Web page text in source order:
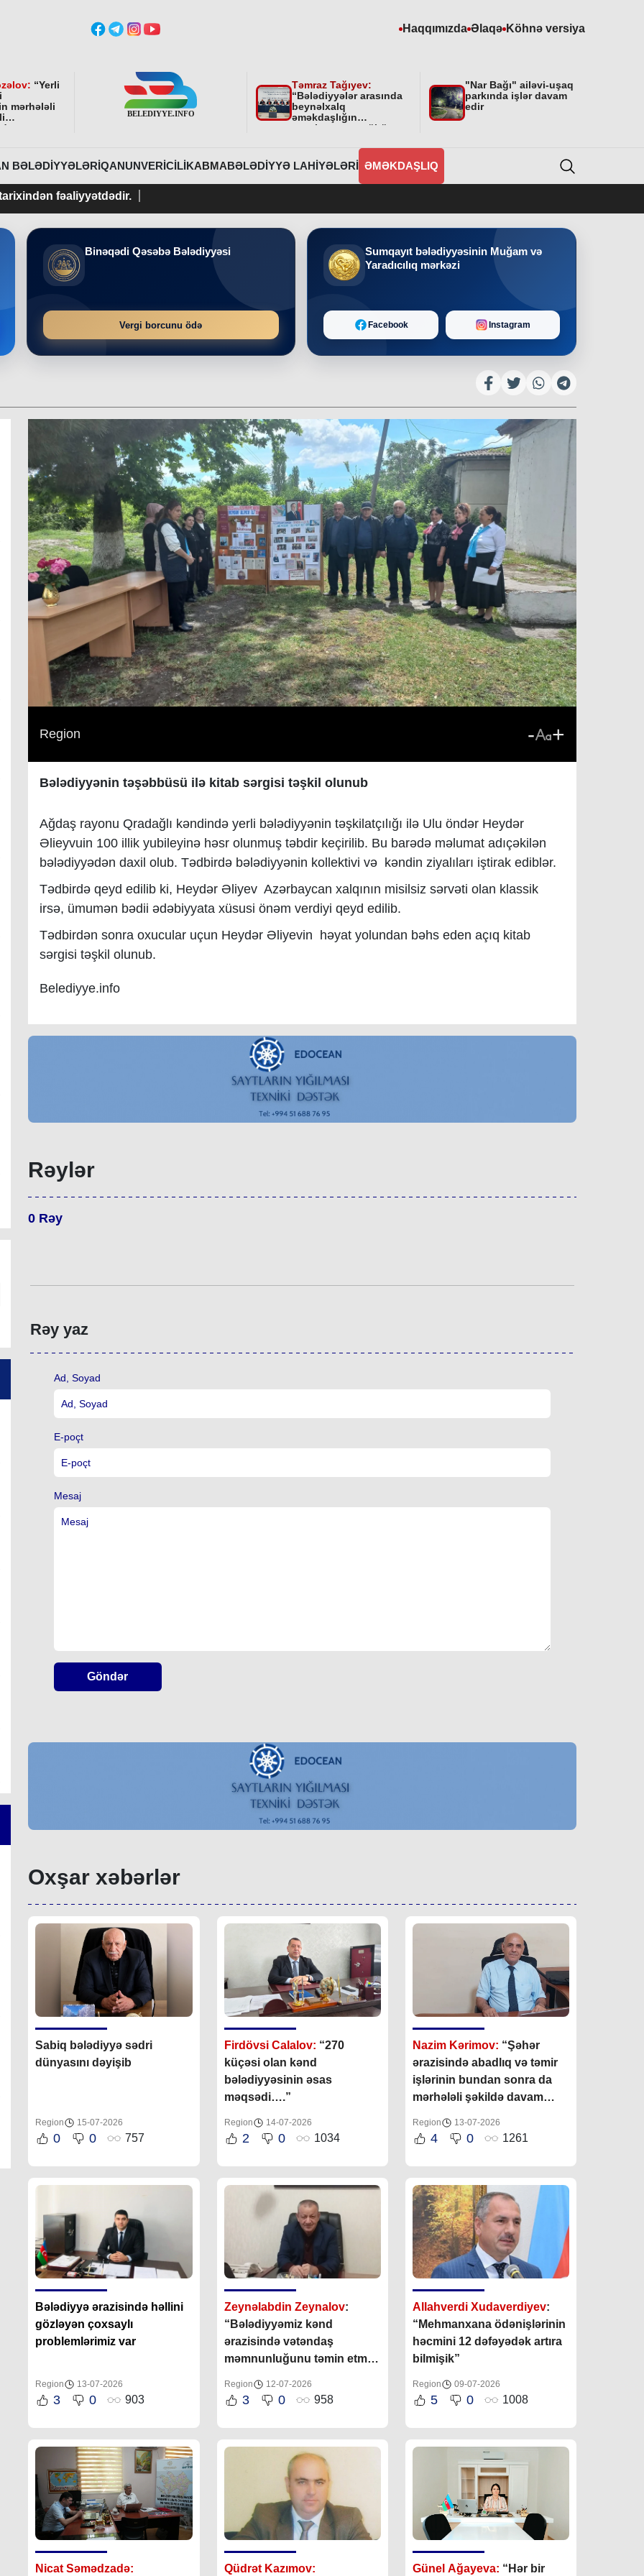
Haqqımızda Əlaqə Köhnə versiya
“Yerli
mərhələli
”
Təmraz Tağıyev:
“Bələdiyyələr arasında
beynəlxalq
əməkdaşlığın
qurulmasının mühüm
"Nar Bağı" ailəvi-uşaq
parkında işlər davam
edir
BƏLƏDIYYƏLƏRIQANUNVERICILIKABMABƏLƏDIYYƏ LAHIYƏLƏRI ƏMƏKDAŞLIQ
Binəqədi Qəsəbə Bələdiyyəsi
Vergi borcunu ödə
Sumqayıt bələdiyyəsinin Muğam və
Yaradıcılıq mərkəzi
Facebook Instagram
Region - +
Bələdiyyənin təşəbbüsü ilə kitab sərgisi təşkil olunub
Ağdaş rayonu Qradağlı kəndində yerli bələdiyyənin təşkilatçılığı ilə Ulu öndər Heydər
Əlieyvuin 100 illik yubileyinə həsr olunmuş təbdir keçirilib. Bu barədə məlumat adıçəkilən
bələdiyyədən daxil olub. Tədbirdə bələdiyyənin kollektivi və kəndin ziyalıları iştirak ediblər.
Tədbirdə qeyd edilib ki, Heydər Əliyev Azərbaycan xalqının misilsiz sərvəti olan klassik
irsə, ümumən bədii ədəbiyyata xüsusi önəm verdiyi qeyd edilib.
Tədbirdən sonra oxucular uçun Heydər Əliyevin həyat yolundan bəhs eden açıq kitab
sərgisi təşkil olunub.
Belediyye.info
Rəylər
0 Rəy
Rəy yaz
Ad, Soyad
E-poçt
Mesaj
Göndər
Oxşar xəbərlər
Sabiq bələdiyyə sədri
dünyasını dəyişib
Region 15-07-2026
0 0 757
Firdövsi Calalov: “270
küçəsi olan kənd
bələdiyyəsinin əsas
məqsədi….”
Region 14-07-2026
2 0 1034
Nazim Kərimov: “Şəhər
ərazisində abadlıq və təmir
işlərinin bundan sonra da
mərhələli şəkildə davam
Region 13-07-2026
4 0 1261
Bələdiyyə ərazisində həllini
gözləyən çoxsaylı
problemlərimiz var
Region 13-07-2026
3 0 903
Zeynəlabdin Zeynalov:
“Bələdiyyəmiz kənd
ərazisində vətəndaş
məmnunluğunu təmin etmək
səfərbər edir”
Region 12-07-2026
3 0 958
Allahverdi Xudaverdiyev:
“Mehmanxana ödənişlərinin
həcmini 12 dəfəyədək artıra
bilmişik”
Region 09-07-2026
5 0 1008
Nicat Səmədzadə: Qüdrət Kazımov: Günel Ağayeva: “Hər bir